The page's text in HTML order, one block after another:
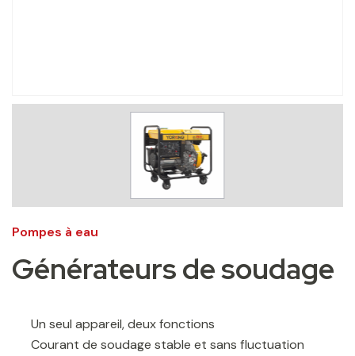
Pompes à eau
Générateurs de soudage
Un seul appareil, deux fonctions
Courant de soudage stable et sans fluctuation